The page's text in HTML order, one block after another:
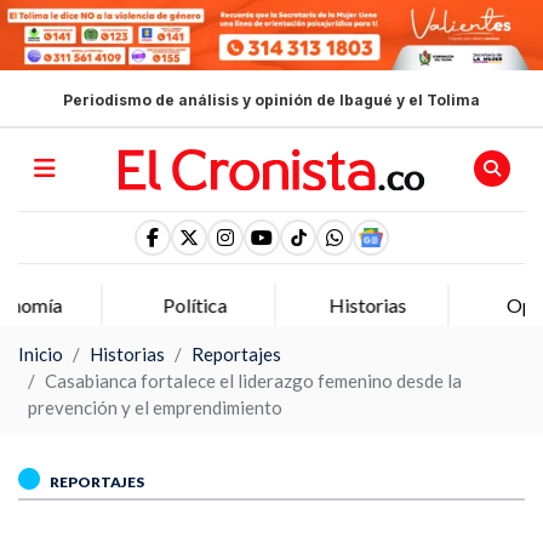
Periodismo de análisis y opinión de Ibagué y el Tolima
Inicio Historias
Reportajes
Casabianca fortalece el liderazgo femenino desde la
prevención y el emprendimiento
REPORTAJES